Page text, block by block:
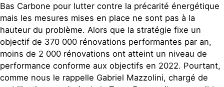
Bas Carbone pour lutter contre la précarité énergétique
mais les mesures mises en place ne sont pas à la
hauteur du problème. Alors que la stratégie fixe un
objectif de 370 000 rénovations performantes par an,
moins de 2 000 rénovations ont atteint un niveau de
performance conforme aux objectifs en 2022. Pourtant,
comme nous le rappelle Gabriel Mazzolini, chargé de